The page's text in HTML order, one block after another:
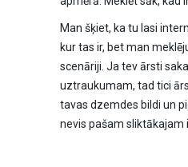
Man šķiet, ka tu lasi
kur tas ir, bet man
scenāriji. Ja tev ārsti
uztraukumam, tad tici
tavas dzemdes bildi un
nevis pašam sliktākajam